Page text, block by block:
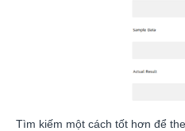
Tìm kiếm một cách tốt hơn để